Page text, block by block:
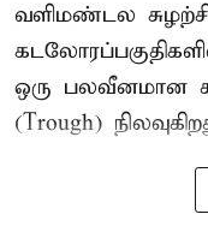
வளிமண்டல
ஒரு பலவீனமான
(Trough)